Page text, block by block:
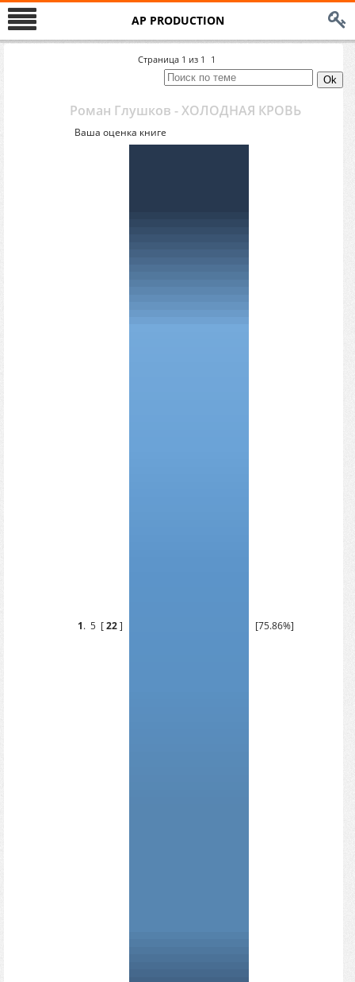
AP PRODUCTION
Страница 1 из 1 1
Роман Глушков - ХОЛОДНАЯ КРОВЬ
Ваша оценка книге
1. 5 [22] [75.86%]